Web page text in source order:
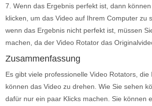
7. Wenn das Ergebnis perfekt ist, dann
klicken, um das Video auf Ihrem Computer zu
wenn das Ergebnis nicht perfekt ist, müssen
machen, da der Video Rotator das
Zusammenfassung
Es gibt viele professionelle Video Rotators, die
können das Video zu drehen. Wie Sie sehen
dafür nur ein paar Klicks machen. Sie können